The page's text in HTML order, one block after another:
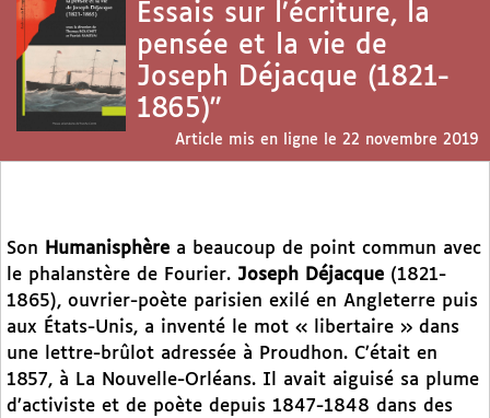
Essais sur l’écriture, la
pensée et la vie de
Joseph Déjacque (1821-
1865)"
Article mis en ligne le 22 novembre 2019
Son Humanisphère a beaucoup de point commun avec
le phalanstère de Fourier. Joseph Déjacque (1821-
1865), ouvrier-poète parisien exilé en Angleterre puis
aux États-Unis, a inventé le mot « libertaire » dans
une lettre-brûlot adressée à Proudhon. C’était en
1857, à La Nouvelle-Orléans. Il avait aiguisé sa plume
d’activiste et de poète depuis 1847-1848 dans des